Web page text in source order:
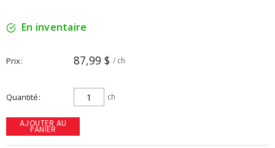
En inventaire
Prix 87,99 $ / ch
Quantité ch
AJOUTER AU
PANIER